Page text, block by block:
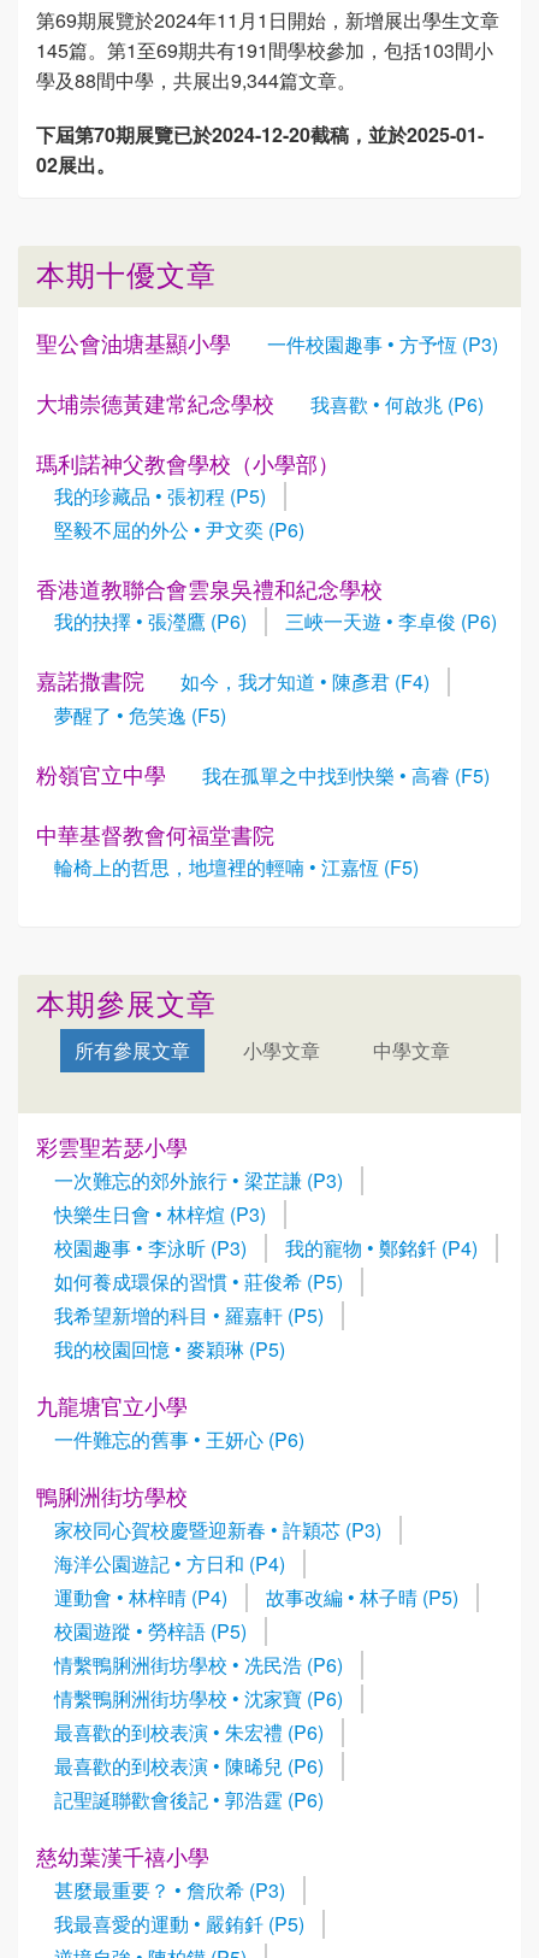
第69期展覽於2024年11月1日開始，新增展出學生文章
145篇。第1至69期共有191間學校參加，包括103間小
學及88間中學，共展出9,344篇文章。
下屆第70期展覽已於2024-12-20截稿，並於2025-01-
02展出。
本期十優文章
聖公會油塘基顯小學 一件校園趣事 • 方予恆 (P3)
大埔崇德黃建常紀念學校 我喜歡 • 何啟兆 (P6)
瑪利諾神父教會學校（小學部）
我的珍藏品 • 張初程 (P5)
堅毅不屈的外公 • 尹文奕 (P6)
香港道教聯合會雲泉吳禮和紀念學校
我的抉擇 • 張瀅鷹 (P6) 三峽一天遊 • 李卓俊 (P6)
嘉諾撒書院
如今，我才知道 • 陳彥君 (F4)
夢醒了 • 危笑逸 (F5)
粉嶺官立中學 我在孤單之中找到快樂 • 高睿 (F5)
中華基督教會何福堂書院
輪椅上的哲思，地壇裡的輕喃 • 江嘉恆 (F5)
本期參展文章
所有參展文章 小學文章 中學文章
彩雲聖若瑟小學
一次難忘的郊外旅行 • 梁芷謙 (P3)
快樂生日會 • 林梓煊 (P3)
校園趣事 • 李泳昕 (P3)
我的寵物 • 鄭銘釺 (P4)
如何養成環保的習慣 • 莊俊希 (P5)
我希望新增的科目 • 羅嘉軒 (P5)
我的校園回憶 • 麥穎琳 (P5)
九龍塘官立小學
一件難忘的舊事 • 王妍心 (P6)
鴨脷洲街坊學校
家校同心賀校慶暨迎新春 • 許穎芯 (P3)
海洋公園遊記 • 方日和 (P4)
運動會 • 林梓晴 (P4)
故事改編 • 林子晴 (P5)
校園遊蹤 • 勞梓語 (P5)
情繫鴨脷洲街坊學校 • 冼民浩 (P6)
情繫鴨脷洲街坊學校 • 沈家寶 (P6)
最喜歡的到校表演 • 朱宏禮 (P6)
最喜歡的到校表演 • 陳晞兒 (P6)
記聖誕聯歡會後記 • 郭浩霆 (P6)
慈幼葉漢千禧小學
甚麼最重要？ • 詹欣希 (P3)
我最喜愛的運動 • 嚴銪釺 (P5)